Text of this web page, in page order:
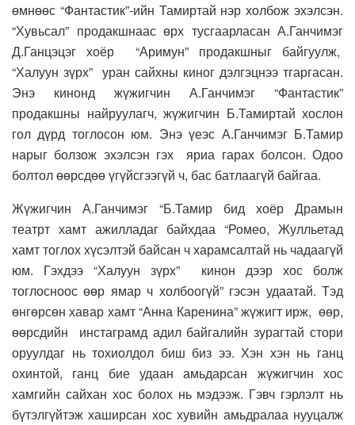
өмнөөс “Фантастик”-ийн Тамиртай нэр холбож эхэлсэн.
“Хувьсал” продакшнаас өрх тусгаарласан А.Ганчимэг
Д.Ганцэцэг хоёр “Аримун” продакшныг байгуулж,
“Халуун зүрх” уран сайхны киног дэлгэцнээ тгаргасан.
Энэ кинонд жүжигчин А.Ганчимэг “Фантастик”
продакшны найруулагч, жүжигчин Б.Тамиртай хослон
гол дүрд тоглосон юм. Энэ үеэс А.Ганчимэг Б.Тамир
нарыг болзож эхэлсэн гэх яриа гарах болсон. Одоо
болтол өөрсдөө үгүйсгээгүй ч, бас батлаагүй байгаа.
Жүжигчин А.Ганчимэг “Б.Тамир бид хоёр Драмын
театрт хамт ажилладаг байхдаа “Ромео, Жулльетад
хамт тоглох хүсэлтэй байсан ч харамсалтай нь чадаагүй
юм. Гэхдээ “Халуун зүрх” кинон дээр хос болж
тоглосноос өөр ямар ч холбоогүй” гэсэн удаатай. Тэд
өнгөрсөн хавар хамт “Анна Каренина” жүжигт ирж, өөр,
өөрсдийн инстаграмд адил байгалийн зурагтай стори
оруулдаг нь тохиолдол биш биз ээ. Хэн хэн нь ганц
охинтой, ганц бие удаан амьдарсан жүжигчин хос
хамгийн сайхан хос болох нь мэдээж. Гэвч гэрлэлт нь
бүтэлгүйтэж хаширсан хос хувийн амьдралаа нууцалж